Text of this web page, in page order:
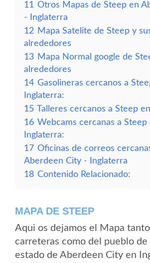
11 Otros Mapas de Steep en
- Inglaterra
12 Mapa Satelite de Steep y
alrededores
13 Mapa Normal google de
alrededores
14 Gasolineras cercanos a
Inglaterra:
15 Talleres cercanos a Steep
16 Webcams cercanas a Steep
Inglaterra:
17 Oficinas de correos
Aberdeen City - Inglaterra
18 Contenido Relacionado:
MAPA DE STEEP
Aqui os dejamos el Mapa
carreteras como del pueblo de
estado de Aberdeen City en